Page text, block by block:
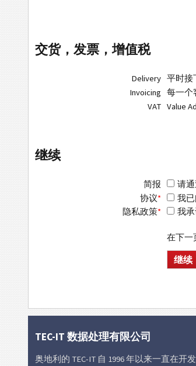
交货，发票，增值税
Delivery 平时接
Invoicing
每一个
VAT Value
继续
简报
请
协议* 我
隐私政策* 我承
在下一
TEC-IT 数据处理有限公司
奥地利的 TEC-IT 自 1996 年以来一直在开